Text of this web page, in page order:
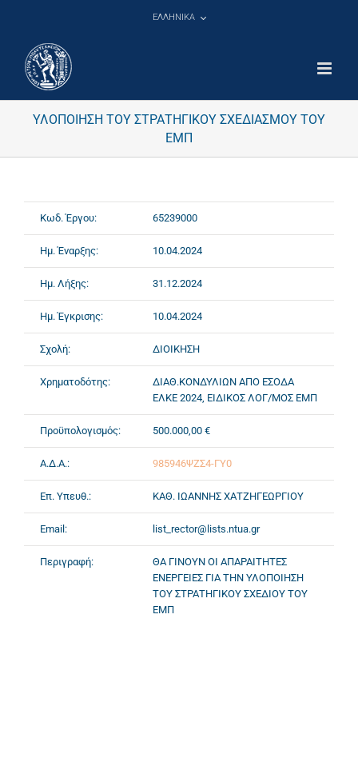
ΕΛΛΗΝΙΚΑ
ΥΛΟΠΟΙΗΣΗ ΤΟΥ ΣΤΡΑΤΗΓΙΚΟΥ ΣΧΕΔΙΑΣΜΟΥ ΤΟΥ
ΕΜΠ
Κωδ. Έργου: 65239000
Ημ. Έναρξης: 10.04.2024
Ημ. Λήξης: 31.12.2024
Ημ. Έγκρισης: 10.04.2024
Σχολή: ΔΙΟΙΚΗΣΗ
Χρηματοδότης:
ΔΙΑΘ.ΚΟΝΔΥΛΙΩΝ ΑΠΟ ΕΣΟΔΑ
ΕΛΚΕ 2024, ΕΙΔΙΚΟΣ ΛΟΓ/ΜΟΣ ΕΜΠ
Προϋπολογισμός: 500.000,00 €
Α.Δ.Α.: 985946ΨΖΣ4-ΓΥ0
Επ. Υπευθ.: ΚΑΘ. ΙΩΑΝΝΗΣ ΧΑΤΖΗΓΕΩΡΓΙΟΥ
Email: list_rector@lists.ntua.gr
Περιγραφή:
ΘΑ ΓΙΝΟΥΝ ΟΙ ΑΠΑΡΑΙΤΗΤΕΣ
ΕΝΕΡΓΕΙΕΣ ΓΙΑ ΤΗΝ ΥΛΟΠΟΙΗΣΗ
ΤΟΥ ΣΤΡΑΤΗΓΙΚΟΥ ΣΧΕΔΙΟΥ ΤΟΥ
ΕΜΠ